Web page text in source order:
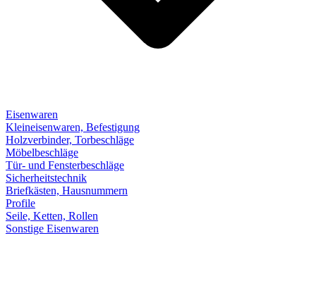
Eisenwaren
Kleineisenwaren, Befestigung
Holzverbinder, Torbeschläge
Möbelbeschläge
Tür- und Fensterbeschläge
Sicherheitstechnik
Briefkästen, Hausnummern
Profile
Seile, Ketten, Rollen
Sonstige Eisenwaren